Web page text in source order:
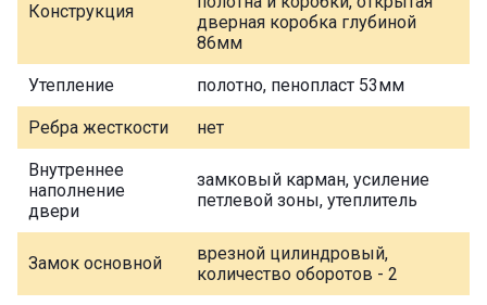
Конструкция
дверная коробка глубиной
86мм
Утепление полотно, пенопласт 53мм
Ребра жесткости нет
Внутреннее
наполнение
двери
замковый карман, усиление
петлевой зоны, утеплитель
Замок основной
врезной цилиндровый,
количество оборотов - 2